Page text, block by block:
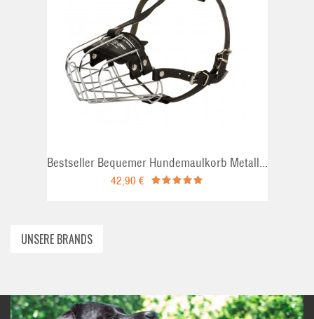
Bestseller Bequemer Hundemaulkorb Metall...
42,90 €
ADD TO CART
UNSERE BRANDS